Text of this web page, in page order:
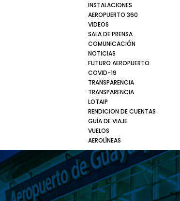
INSTALACIONES
AEROPUERTO 360
VIDEOS
SALA DE PRENSA
COMUNICACIÓN
NOTICIAS
FUTURO AEROPUERTO
COVID-19
TRANSPARENCIA
TRANSPARENCIA
LOTAIP
RENDICION DE CUENTAS
GUÍA DE VIAJE
VUELOS
AEROLÍNEAS